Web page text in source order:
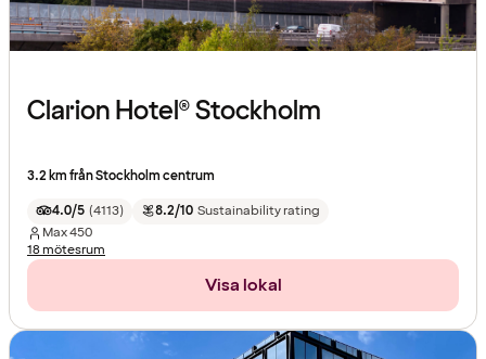
Clarion Hotel® Stockholm
3.2 km från Stockholm centrum
4.0/5 (4113) 8.2/10 Sustainability rating
Max450
18 mötesrum
Visa lokal